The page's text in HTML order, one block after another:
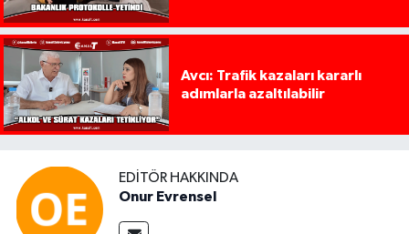
Avcı: Trafik kazaları kararlı
adımlarla azaltılabilir
EDITÖR HAKKINDA
Onur Evrensel